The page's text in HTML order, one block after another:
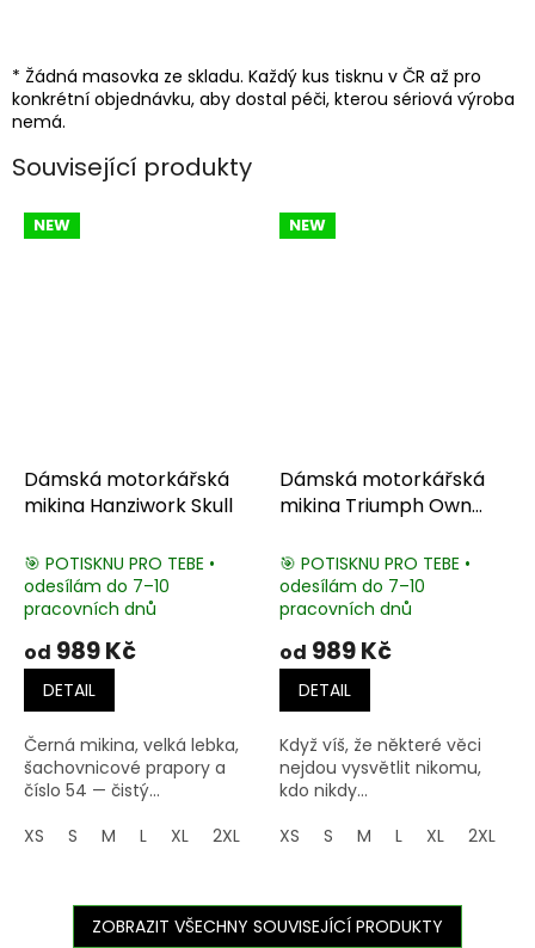
* Žádná masovka ze skladu. Každý kus tisknu v ČR až pro
konkrétní objednávku, aby dostal péči, kterou sériová výroba
nemá.
Související produkty
NEW
Dámská motorkářská
mikina Hanziwork Skull
🎯 POTISKNU PRO TEBE •
odesílám do 7–10
pracovních dnů
od 989 Kč
DETAIL
Černá mikina, velká lebka,
šachovnicové prapory a
číslo 54 — čistý...
XS
S M L XL 2XL 3XL 4XL 5XL
NEW
Dámská motorkářská
mikina Triumph Own
🎯 POTISKNU PRO TEBE •
odesílám do 7–10
pracovních dnů
od 989 Kč
DETAIL
Když víš, že některé věci
nejdou vysvětlit nikomu,
kdo nikdy...
XS
S M L XL 2XL
ZOBRAZIT VŠECHNY SOUVISEJÍCÍ PRODUKTY